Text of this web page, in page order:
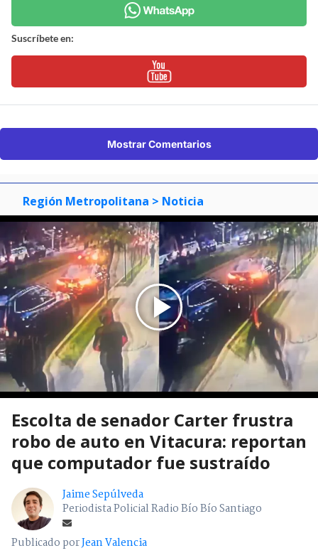
Suscríbete en:
Mostrar Comentarios
Región Metropolitana > Noticia
Escolta de senador Carter frustra
robo de auto en Vitacura: reportan
que computador fue sustraído
Jaime Sepúlveda
Periodista Policial Radio Bío Bío Santiago
Publicado porJean Valencia